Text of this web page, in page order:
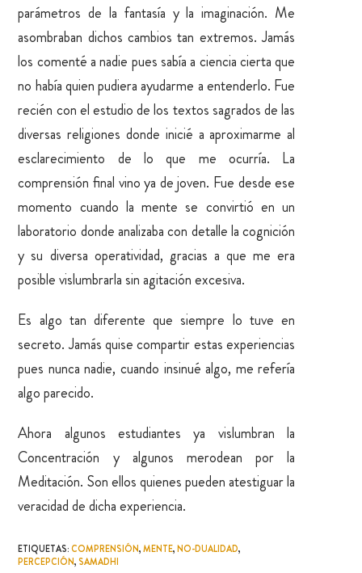
parámetros de la fantasía y la imaginación. Me
asombraban dichos cambios tan extremos. Jamás
los comenté a nadie pues sabía a ciencia cierta que
no había quien pudiera ayudarme a entenderlo. Fue
recién con el estudio de los textos sagrados de las
diversas religiones donde inicié a aproximarme al
esclarecimiento de lo que me ocurría. La
comprensión final vino ya de joven. Fue desde ese
momento cuando la mente se convirtió en un
laboratorio donde analizaba con detalle la cognición
y su diversa operatividad, gracias a que me era
posible vislumbrarla sin agitación excesiva.
Es algo tan diferente que siempre lo tuve en
secreto. Jamás quise compartir estas experiencias
pues nunca nadie, cuando insinué algo, me refería
algo parecido.
Ahora algunos estudiantes ya vislumbran la
Concentración y algunos merodean por la
Meditación. Son ellos quienes pueden atestiguar la
veracidad de dicha experiencia.
ETIQUETAS:COMPRENSIÓN, MENTE, NO-DUALIDAD,
PERCEPCIÓN, SAMADHI